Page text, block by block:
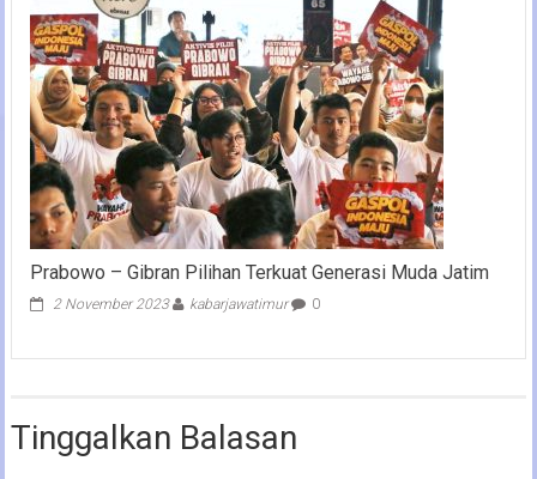
Prabowo – Gibran Pilihan Terkuat Generasi Muda Jatim
2 November 2023 kabarjawatimur 0
Tinggalkan Balasan